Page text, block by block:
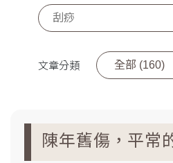
文章分類 全部 (160)
陳年舊傷，平常